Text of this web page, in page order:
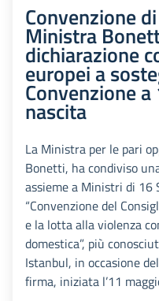
Convenzione
Ministra
dichiarazione
europei a
Convenzione
nascita
La Ministra per le pari
Bonetti, ha condiviso
assieme a Ministri di 16
“Convenzione del
e la lotta alla violenza
domestica”, più
Istanbul, in occasione
firma, iniziata l’11